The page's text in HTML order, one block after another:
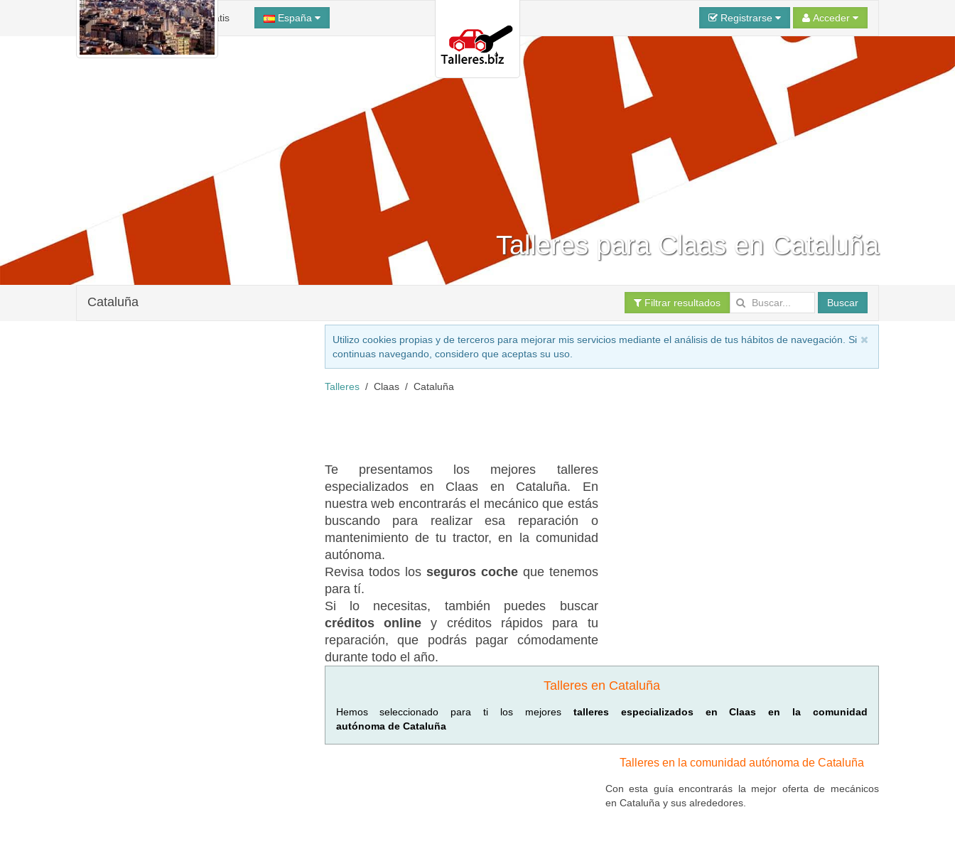
Inicio Alta Taller Gratis España Registrarse Acceder
Talleres para Claas en Cataluña
Cataluña Filtrar resultados Buscar
Utilizo cookies propias y de terceros para mejorar mis servicios mediante el análisis de tus hábitos de navegación. Si
continuas navegando, considero que aceptas su uso.
Talleres Claas Cataluña
Te presentamos los mejores talleres
especializados en Claas en Cataluña. En
nuestra web encontrarás el mecánico que estás
buscando para realizar esa reparación o
mantenimiento de tu tractor, en la comunidad
autónoma.
Revisa todos los seguros cocheque tenemos
para tí.
Si lo necesitas, también puedes buscar
créditos onliney créditos rápidos para tu
reparación, que podrás pagar cómodamente
durante todo el año.
Talleres en Cataluña
Hemos seleccionado para ti los mejores talleres especializados en Claas en la comunidad
autónoma de Cataluña
Talleres en la comunidad autónoma de Cataluña
Con esta guía encontrarás la mejor oferta de mecánicos
en Cataluña y sus alrededores.